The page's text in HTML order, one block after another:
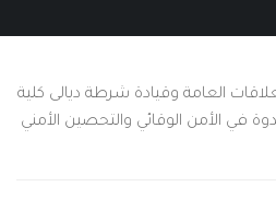
العامة وقيادة شرطة ديالى كلية
في الأمن الوقائي والتحصين الأمني